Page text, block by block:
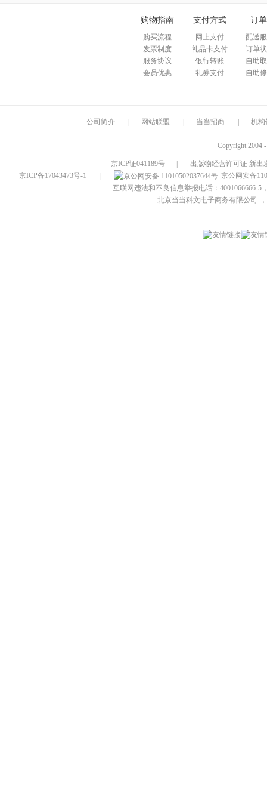
购物指南
购买流程
发票制度
服务协议
会员优惠
支付方式
网上支付
礼品卡支付
银行转账
礼券支付
订
配送
订单
自助
自助
公司简介 网站联盟 当当招商 机构
Copyright 2004
京ICP证041189号
出版物经营许可证 新出
京ICP备17043473号-1
京公网安备
互联网违法和不良信息举报电话：4001066666-5
北京当当科文电子商务有限公司